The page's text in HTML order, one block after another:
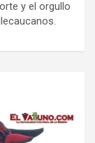
y el orgullo